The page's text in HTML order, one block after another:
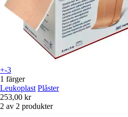
+-3
1 färger
Leukoplast Plåster
253,00 kr
2 av 2 produkter